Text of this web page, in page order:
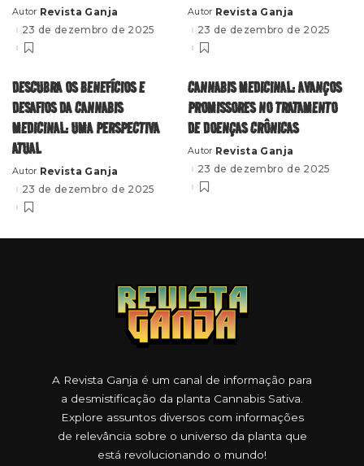
Posted
by
Autor Revista Ganja
23 de dezembro de 2025
Posted
by
Autor Revista Ganja
23 de dezembro de 2025
DESCUBRA OS BENEFÍCIOS E
DESAFIOS DA CANNABIS
MEDICINAL: UMA PERSPECTIVA
ATUAL
Posted
by
Autor Revista Ganja
23 de dezembro de 2025
CANNABIS MEDICINAL: AVANÇOS
PROMISSORES NO TRATAMENTO
DE DOENÇAS CRÔNICAS
Posted
by
Autor Revista Ganja
23 de dezembro de 2025
A Revista Ganja é um canal de informação para
a desmistificação da planta Cannabis Sativa.
Explore assuntos diversos com informações
de relevância sobre o universo da planta que
está revolucionando o mundo!